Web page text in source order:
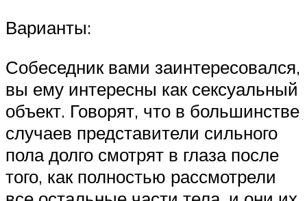
Варианты:
Собеседник вами заинтересовался,
вы ему интересны как сексуальный
объект. Говорят, что в большинстве
случаев представители сильного
пола долго смотрят в глаза после
того, как полностью рассмотрели